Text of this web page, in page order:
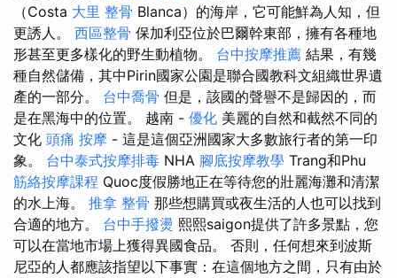
（Costa 大里 整骨 Blanca）的海岸，它可能鮮為人知，但
更誘人。 西區整骨 保加利亞位於巴爾幹東部，擁有各種地
形甚至更多樣化的野生動植物。 台中按摩推薦 結果，有幾
種自然儲備，其中Pirin國家公園是聯合國教科文組織世界遺
產的一部分。 台中喬骨 但是，該國的聲譽不是歸因的，而
是在黑海中的位置。 越南 - 優化 美麗的自然和截然不同的
文化 頭痛 按摩 - 這是這個亞洲國家大多數旅行者的第一印
象。 台中泰式按摩排毒 NHA 腳底按摩教學 Trang和Phu
筋絡按摩課程 Quoc度假勝地正在等待您的壯麗海灘和清潔
的水上海。 推拿 整骨 那些想購買或夜生活的人也可以找到
合適的地方。 台中手撥燙 熙熙saigon提供了許多景點，您
可以在當地市場上獲得異國食品。 否則，任何想來到波斯
尼亞的人都應該指望以下事實：在這個地方之間，只有由於